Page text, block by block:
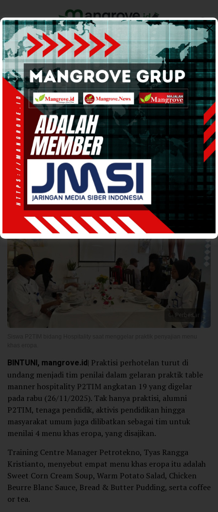
Home Pemerintahan Ekonomi & Bisnis Info Tanah Papua
Support by
BERITA DAERAH· 5 Des 202521:55WIB
Praktisi Jadi Penilai, Praktik Table
Manner Hospitality P2TIM Sajikan
Menu Eropa
Perbesar
BINTUNI, mangrove.id| Praktisi perhotelan turut di
undang menjadi tim penilai dalam gelaran praktik table
manner hospitality P2TIM angkatan 19 yang digelar
pada rabu (26/11/2025). Tak hanya praktisi, alumni
P2TIM, tenaga pendidik, aktivis pendidikan hingga
masyarakat umum juga dilibatkan sebagai tim untuk
menilai 4 menu khas eropa, yang disajikan.
Training Centre Manager Petrotekno, Tyas Rangga
Kristianto, menyebut empat menu khas eropa itu adalah
Sweet Corn Cream Soup, Warm Potato Salad, Chicken
Beurre Blanc Sauce, Bread & Butter Pudding, serta coffee
or tea.